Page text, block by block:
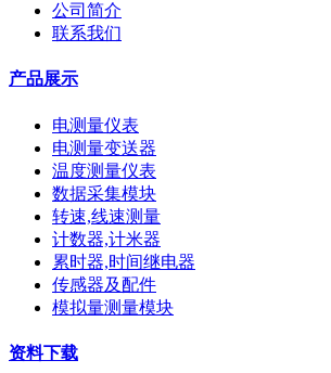
公司简介
联系我们
产品展示
电测量仪表
电测量变送器
温度测量仪表
数据采集模块
转速,线速测量
计数器,计米器
累时器,时间继电器
传感器及配件
模拟量测量模块
资料下载